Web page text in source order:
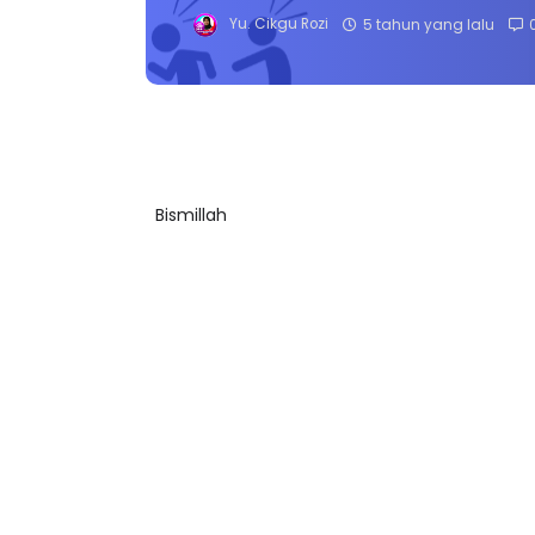
Yu. Cikgu Rozi 5 tahun yang lalu
Bismillah